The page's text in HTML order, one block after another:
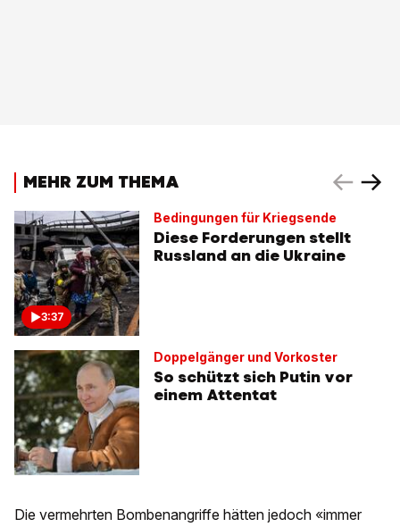
MEHR ZUM THEMA
3:37
Bedingungen für Kriegsende
Diese Forderungen stellt
Russland an die Ukraine
Doppelgänger und Vorkoster
So schützt sich Putin vor
einem Attentat
Die vermehrten Bombenangriffe hätten jedoch «immer